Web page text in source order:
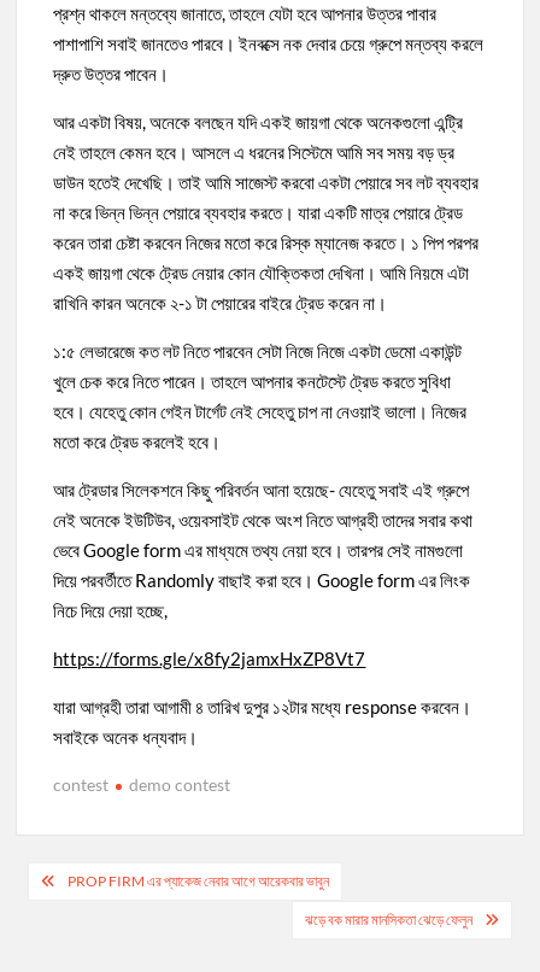
প্রশ্ন থাকলে মন্তব্যে জানাতে, তাহলে যেটা হবে আপনার উত্তর পাবার
পাশাপাশি সবাই জানতেও পারবে। ইনবক্সে নক দেবার চেয়ে গ্রুপে মন্তব্য করলে
দ্রুত উত্তর পাবেন।
আর একটা বিষয়, অনেকে বলছেন যদি একই জায়গা থেকে অনেকগুলো এন্ট্রি
নেই তাহলে কেমন হবে। আসলে এ ধরনের সিস্টেমে আমি সব সময় বড় ড্র
ডাউন হতেই দেখেছি। তাই আমি সাজেস্ট করবো একটা পেয়ারে সব লট ব্যবহার
না করে ভিন্ন ভিন্ন পেয়ারে ব্যবহার করতে। যারা একটি মাত্র পেয়ারে ট্রেড
করেন তারা চেষ্টা করবেন নিজের মতো করে রিস্ক ম্যানেজ করতে। ১ পিপ পরপর
একই জায়গা থেকে ট্রেড নেয়ার কোন যৌক্তিকতা দেখিনা। আমি নিয়মে এটা
রাখিনি কারন অনেকে ২-১ টা পেয়ারের বাইরে ট্রেড করেন না।
১:৫ লেভারেজে কত লট নিতে পারবেন সেটা নিজে নিজে একটা ডেমো একাউন্ট
খুলে চেক করে নিতে পারেন। তাহলে আপনার কনটেস্টে ট্রেড করতে সুবিধা
হবে। যেহেতু কোন গেইন টার্গেট নেই সেহেতু চাপ না নেওয়াই ভালো। নিজের
মতো করে ট্রেড করলেই হবে।
আর ট্রেডার সিলেকশনে কিছু পরিবর্তন আনা হয়েছে- যেহেতু সবাই এই গ্রুপে
নেই অনেকে ইউটিউব, ওয়েবসাইট থেকে অংশ নিতে আগ্রহী তাদের সবার কথা
ভেবে Google form এর মাধ্যমে তথ্য নেয়া হবে। তারপর সেই নামগুলো
দিয়ে পরবর্তীতে Randomly বাছাই করা হবে। Google form এর লিংক
নিচে দিয়ে দেয়া হচ্ছে,
https://forms.gle/x8fy2jamxHxZP8Vt7
যারা আগ্রহী তারা আগামী ৪ তারিখ দুপুর ১২টার মধ্যে response করবেন।
সবাইকে অনেক ধন্যবাদ।
contest demo contest
PROP FIRM এর প্যাকেজ নেবার আগে আরেকবার ভাবুন
ঝড়ে বক মারার মানসিকতা ঝেড়ে ফেলুন